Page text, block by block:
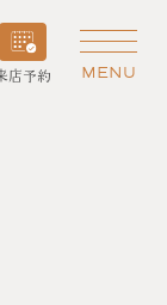
店予約 MENU